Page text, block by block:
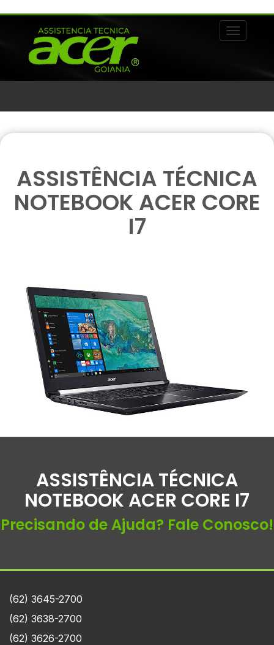
Alternar
ASSISTÊNCIA TÉCNICA
NOTEBOOK ACER CORE
I7
ASSISTÊNCIA TÉCNICA
NOTEBOOK ACER CORE I7
Precisando de Ajuda? Fale Conosco!
(62) 3645-2700
(62) 3638-2700
(62) 3626-2700